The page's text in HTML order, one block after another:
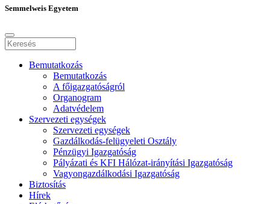
Semmelweis Egyetem
Bemutatkozás
Bemutatkozás
A főigazgatóságról
Organogram
Adatvédelem
Szervezeti egységek
Szervezeti egységek
Gazdálkodás-felügyeleti Osztály
Pénzügyi Igazgatóság
Pályázati és KFI Hálózat-irányítási Igazgatóság
Vagyongazdálkodási Igazgatóság
Biztosítás
Hírek